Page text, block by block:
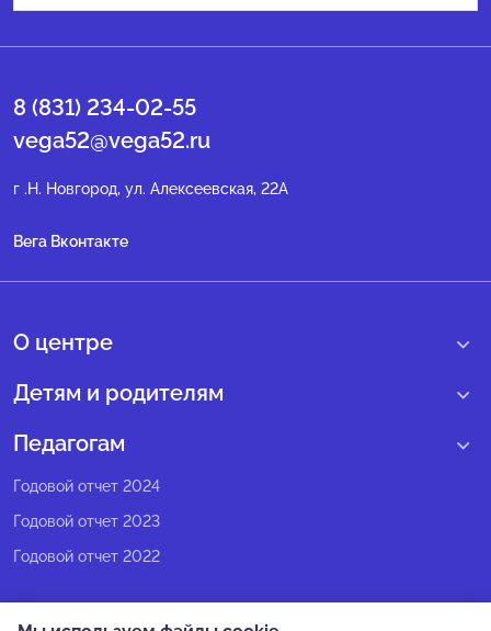
8 (831) 234-02-55
vega52@vega52.ru
г .Н. Новгород, ул. Алексеевская, 22А
Вега Вконтакте
О центре
О нас
Структура регионального центра
Педагогический состав
Попечительский совет
Экспертный совет
Детям и родителям
Учебные интенсивные сборы
Педагогам
Программы Веги
Программы Сириус
Методические рекомендации
Годовой отчет 2024
Годовой отчет 2023
Годовой отчет 2022